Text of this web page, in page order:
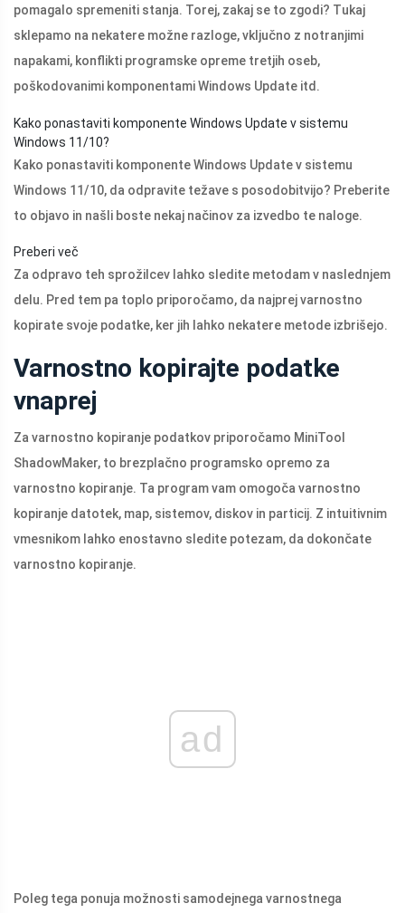
pomagalo spremeniti stanja. Torej, zakaj se to zgodi? Tukaj
sklepamo na nekatere možne razloge, vključno z notranjimi
napakami, konflikti programske opreme tretjih oseb,
poškodovanimi komponentami Windows Update itd.
Kako ponastaviti komponente Windows Update v sistemu
Windows 11/10?
Kako ponastaviti komponente Windows Update v sistemu
Windows 11/10, da odpravite težave s posodobitvijo? Preberite
to objavo in našli boste nekaj načinov za izvedbo te naloge.
Preberi več
Za odpravo teh sprožilcev lahko sledite metodam v naslednjem
delu. Pred tem pa toplo priporočamo, da najprej varnostno
kopirate svoje podatke, ker jih lahko nekatere metode izbrišejo.
Varnostno kopirajte podatke
vnaprej
Za varnostno kopiranje podatkov priporočamo MiniTool
ShadowMaker, to brezplačno programsko opremo za
varnostno kopiranje. Ta program vam omogoča varnostno
kopiranje datotek, map, sistemov, diskov in particij. Z intuitivnim
vmesnikom lahko enostavno sledite potezam, da dokončate
varnostno kopiranje.
ad
Poleg tega ponuja možnosti samodejnega varnostnega